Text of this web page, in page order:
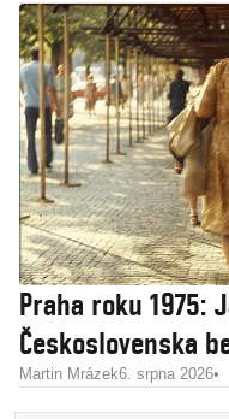
Praha roku 1975:
Československa
Martin Mrázek6. srpna 2026